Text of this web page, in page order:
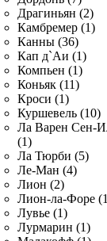
Драгиньян (2)
Камбремер (1)
Канны (36)
Кап д`Аи (1)
Компьен (1)
Коньяк (11)
Кроси (1)
Куршевель (10)
Ла Варен Сен-
(1)
Ла Тюрби (5)
Ле-Ман (4)
Лион (2)
Лион-ла-Форе
Лувье (1)
Лурмарин (1)